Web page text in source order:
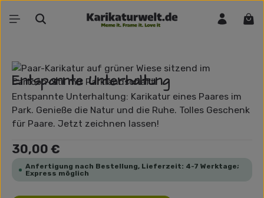
Zum Hauptinhalt springen
Bildergalerie überspringen
Entspannte Unterhaltung
Entspannte Unterhaltung: Karikatur eines Paares im
Park. Genieße die Natur und die Ruhe. Tolles Geschenk
für Paare. Jetzt zeichnen lassen!
Regulärer Preis:
30,00 €
Anfertigung nach Bestellung, Lieferzeit: 4-7 Werktage;
Express möglich